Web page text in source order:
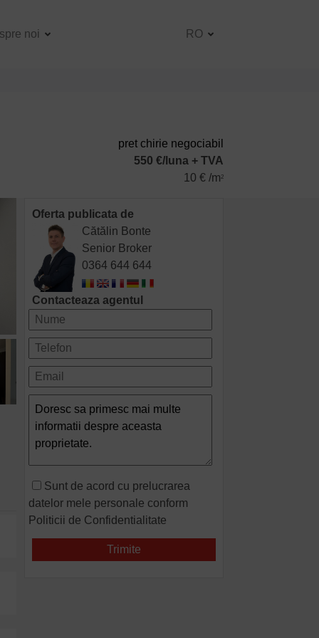
noi RO
pret chirie negociabil
550 €/luna + TVA
10 € /m2
Oferta publicata de
Cătălin Bonte
Senior Broker
0364 644 644
Contacteaza agentul
Sunt de acord cu prelucrarea
datelor mele personale conform
Politicii de Confidentialitate